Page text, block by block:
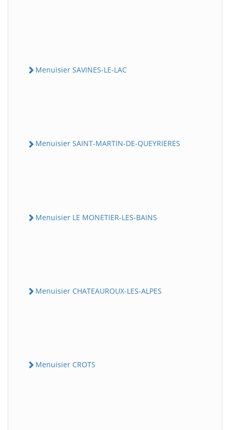
Menuisier SAVINES-LE-LAC
Menuisier SAINT-MARTIN-DE-QUEYRIERES
Menuisier LE MONETIER-LES-BAINS
Menuisier CHATEAUROUX-LES-ALPES
Menuisier CROTS